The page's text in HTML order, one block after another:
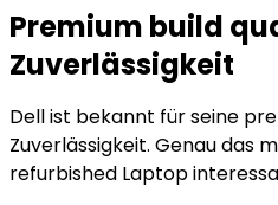
Premium build
Zuverlässigkeit
Dell ist bekannt für seine
Zuverlässigkeit. Genau das
refurbished Laptop